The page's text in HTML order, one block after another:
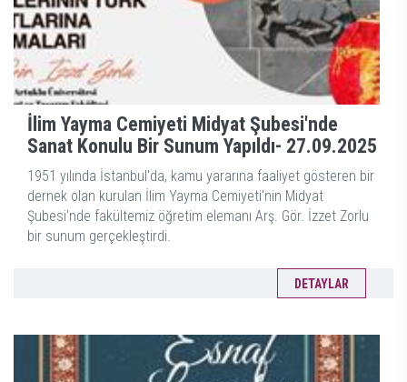
İlim Yayma Cemiyeti Midyat Şubesi'nde
Sanat Konulu Bir Sunum Yapıldı- 27.09.2025
1951 yılında İstanbul'da, kamu yararına faaliyet gösteren bir
dernek olan kurulan İlim Yayma Cemiyeti'nin Midyat
Şubesi'nde fakültemiz öğretim elemanı Arş. Gör. İzzet Zorlu
bir sunum gerçekleştirdi.
DETAYLAR